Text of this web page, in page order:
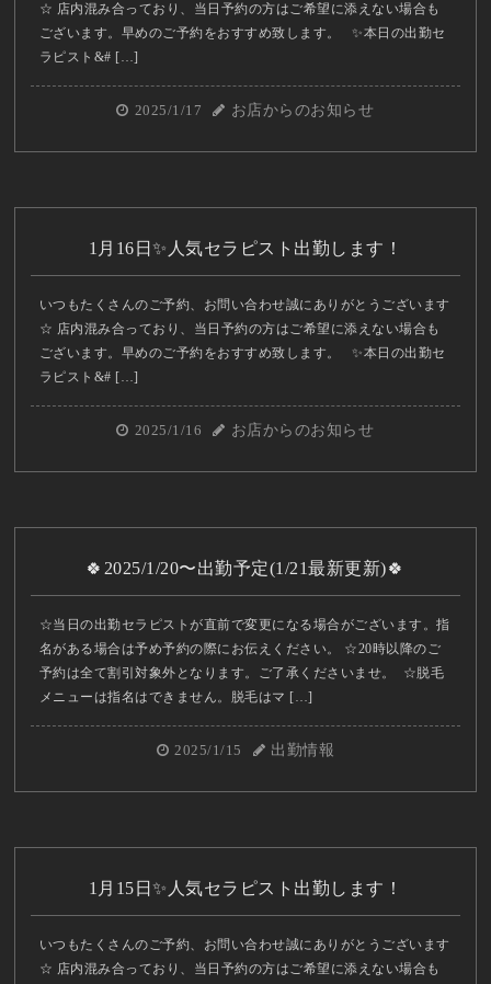
☆ 店内混み合っており、当日予約の方はご希望に添えない場合も
ございます。早めのご予約をおすすめ致します。 ✨本日の出勤セ
ラピスト&# […]
2025/1/17 お店からのお知らせ
1月16日✨人気セラピスト出勤します！
いつもたくさんのご予約、お問い合わせ誠にありがとうございます
☆ 店内混み合っており、当日予約の方はご希望に添えない場合も
ございます。早めのご予約をおすすめ致します。 ✨本日の出勤セ
ラピスト&# […]
2025/1/16 お店からのお知らせ
🍀2025/1/20〜出勤予定(1/21最新更新)🍀
☆当日の出勤セラピストが直前で変更になる場合がございます。指
名がある場合は予め予約の際にお伝えください。 ☆20時以降のご
予約は全て割引対象外となります。ご了承くださいませ。 ☆脱毛
メニューは指名はできません。脱毛はマ […]
2025/1/15 出勤情報
1月15日✨人気セラピスト出勤します！
いつもたくさんのご予約、お問い合わせ誠にありがとうございます
☆ 店内混み合っており、当日予約の方はご希望に添えない場合も